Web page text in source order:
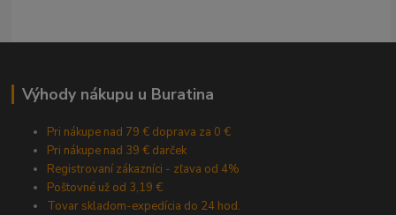
Výhody nákupu u Buratina
Pri nákupe nad 79 € doprava za 0 €
Pri nákupe nad 39 € darček
Registrovaní zákazníci - zľava od 4%
Poštovné už od 3,19 €
Tovar skladom-expedícia do 24 hod.